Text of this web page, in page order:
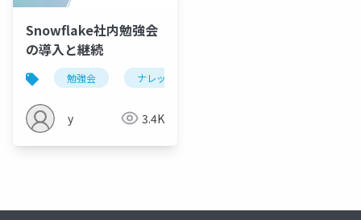
Snowflake社内勉強会
の導入と継続
勉強会 ナレッジ共有
y 3.4K